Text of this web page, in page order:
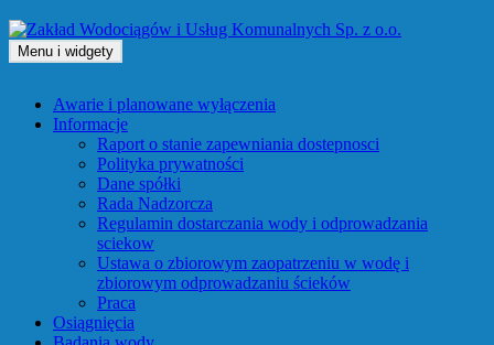
Przejdź
do
treści
Zakład Wodociągów i Usług Komunalnych Sp. z o.o.
Menu i widgety
Awarie i planowane wyłączenia
Informacje
Raport o stanie zapewniania dostepnosci
Polityka prywatności
Dane spółki
Rada Nadzorcza
Regulamin dostarczania wody i odprowadzania
sciekow
Ustawa o zbiorowym zaopatrzeniu w wodę i
zbiorowym odprowadzaniu ścieków
Praca
Osiągnięcia